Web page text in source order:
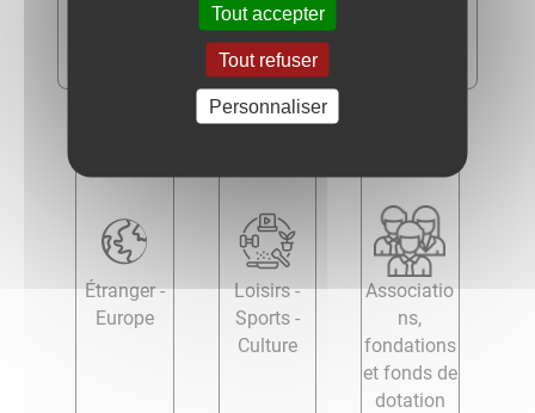
Consomm
ation
Étranger -
Europe
Loisirs -
Sports -
Culture
Associatio
ns,
fondations
et fonds de
dotation
Tout accepter
Tout refuser
Personnaliser